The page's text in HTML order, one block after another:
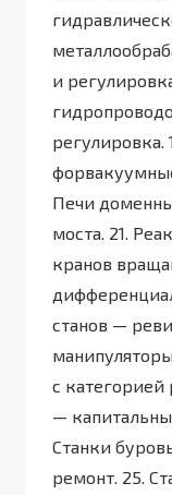
и
Печи
моста. 21.
кранов
станов —
с категорией
—
Станки
ремонт. 25.